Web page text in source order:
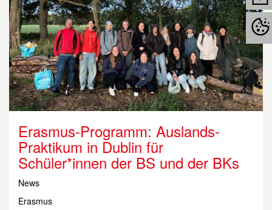
Erasmus-Programm: Auslands-
Praktikum in Dublin für
Schüler*innen der BS und der BKs
News
Erasmus